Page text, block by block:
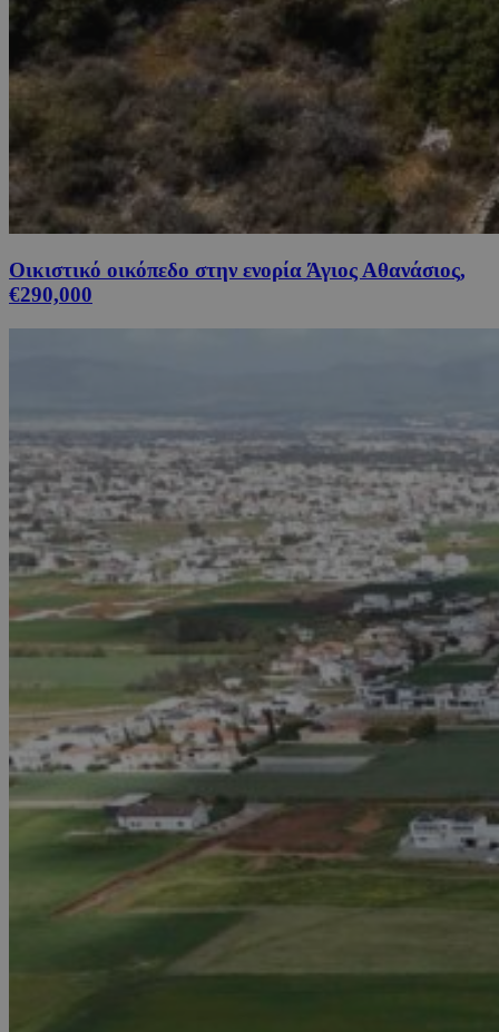
Οικιστικό οικόπεδο στην ενορία Άγιος Αθανάσιος,
€290,000